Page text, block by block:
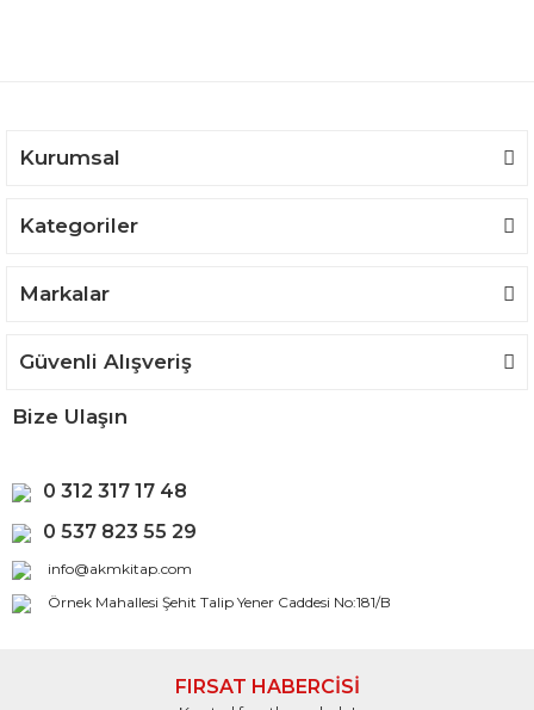
Kurumsal
Kategoriler
Markalar
Güvenli Alışveriş
Bize Ulaşın
0 312 317 17 48
0 537 823 55 29
info@akmkitap.com
Örnek Mahallesi Şehit Talip Yener Caddesi No:181/B
FIRSAT HABERCİSİ